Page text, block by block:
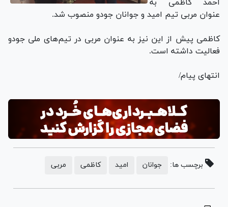
احمد کاظمی به
عنوان مربی تیم امید و جوانان جودو منصوب شد.
کاظمی پیش از این نیز به عنوان مربی در تیم‌های ملی جودو
فعالیت داشته است.
انتهای پیام/
برچسب ها: جوانان امید کاظمی مربی